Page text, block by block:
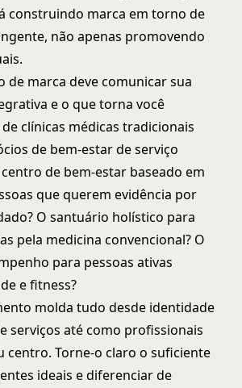
construindo marca em torno de
não apenas promovendo
de marca deve comunicar sua
e o que torna você
clínicas médicas tradicionais
de bem-estar de serviço
de bem-estar baseado em
que querem evidência por
O santuário holístico para
pela medicina convencional? O
para pessoas ativas
e fitness?
molda tudo desde identidade
serviços até como profissionais
centro. Torne-o claro o suficiente
ideais e diferenciar de